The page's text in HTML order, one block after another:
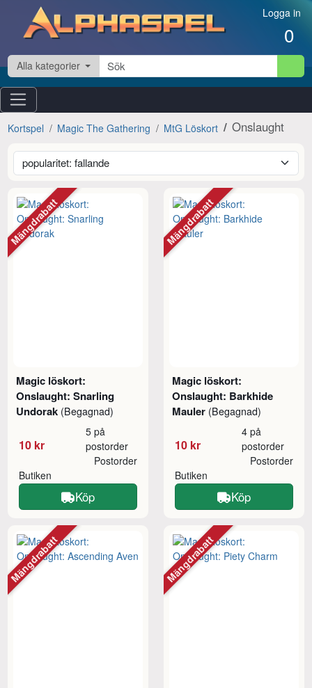
Hoppa till innehåll Logga in
0
Alla kategorier
Kortspel Magic The Gathering MtG Löskort Onslaught
Magic löskort:
Onslaught: Snarling
Undorak (Begagnad)
10 kr
5 på
postorder
Butiken
Postorder
Köp
Mängdrabatt
Magic löskort:
Onslaught: Barkhide
Mauler (Begagnad)
10 kr
4 på
postorder
Butiken
Postorder
Köp
Mängdrabatt
Mängdrabatt Mängdrabatt